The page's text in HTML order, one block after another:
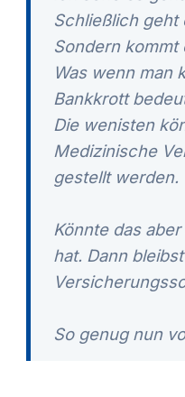
Schließlich geht
Sondern kommt
Was wenn man
Bankkrott
Die wenisten
Medizinische
gestellt werden.
Könnte das
hat. Dann
So genug nun